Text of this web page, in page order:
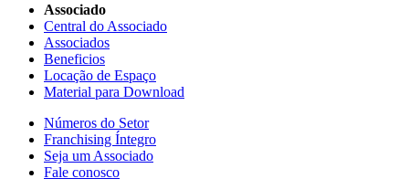
Associado
Central do Associado
Associados
Beneficios
Locação de Espaço
Material para Download
Números do Setor
Franchising Íntegro
Seja um Associado
Fale conosco